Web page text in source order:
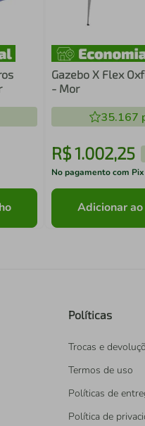
Gazebo X Flex
- Mor
35.167
R$1.002,25
No pagamento com Pix
Adicionar
Políticas
Trocas e
Termos de uso
Políticas de
Política de